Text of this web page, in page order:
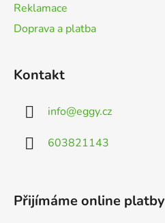
Reklamace
Doprava a platba
Kontakt
info@eggy.cz
603821143
Přijímáme online platby